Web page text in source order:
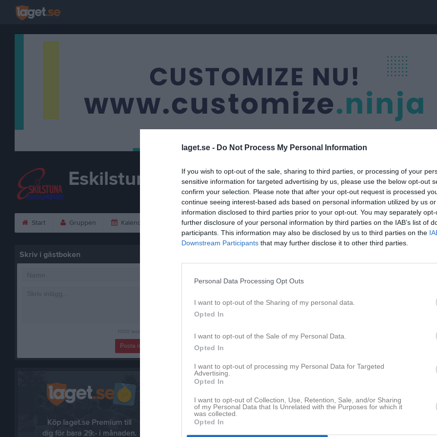
laget.se - Do Not Process My Personal Information
If you wish to opt-out of the sale, sharing to third parties, or processing of your
sensitive information for targeted advertising by us, please use the below opt-out
confirm your selection. Please note that after your opt-out request is processed
continue seeing interest-based ads based on personal information utilized by us
information disclosed to third parties prior to your opt-out. You may separately
further disclosure of your personal information by third parties on the IAB’s list of
participants. This information may also be disclosed by us to third parties on the
Downstream Participants that may further disclose it to other third parties.
Personal Data Processing Opt Outs
I want to opt-out of the Sharing of my personal data.
Opted In
I want to opt-out of the Sale of my Personal Data.
Opted In
I want to opt-out of processing my Personal Data for Targeted
Advertising.
Opted In
I want to opt-out of Collection, Use, Retention, Sale, and/or Sharing
of my Personal Data that Is Unrelated with the Purposes for which it
was collected.
Opted In
Eskilstuna BTK
BORDTENNIS
Blå grupp
Start Gruppen Kalender Bilder Video Gästbok Sponsorer Om gruppen
Skriv i gästboken
1000 tecken kvar
Posta inlägg
Leam har varit och prov tränar hos er nu 2 gånger, han är fortfarande
intresserad av att börja lira med pingis. Hur anmäler jag honom?
Ida Forssman
sagt upp min plast men ändå får jag meddelande och fakturor från er. Jag
ser att han även står med i gruppen fortfarande. Jag har mailat till två
återkopplar till mig. Kan ni dra tillbaka fakturan och plocka bort honom
gruppen. Ja har fått flera påminnelser på fakturan… Hölsningar Ida
0704785892
Emma Jensen
Dante är genomförkyld och kommer inte på träningen idag, åter nästa